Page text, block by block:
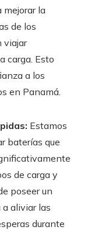
mejorar la
de los
viajar
carga. Esto
a los
en Panamá.
Estamos
baterías que
de carga y
poseer un
a aliviar las
durante